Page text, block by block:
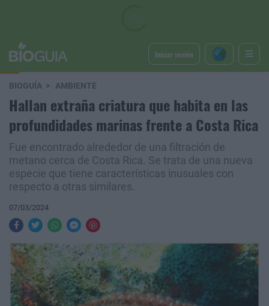
Iniciar sesión
BIOGUÍA AMBIENTE
Hallan extraña criatura que habita en las
profundidades marinas frente a Costa Rica
Fue encontrado alrededor de una filtración de
metano cerca de Costa Rica. Se trata de una nueva
especie que tiene características inusuales con
respecto a otras similares.
07/03/2024